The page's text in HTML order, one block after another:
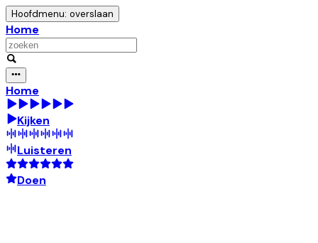
Hoofdmenu: overslaan
Home
Home
Kijken
Luisteren
Doen